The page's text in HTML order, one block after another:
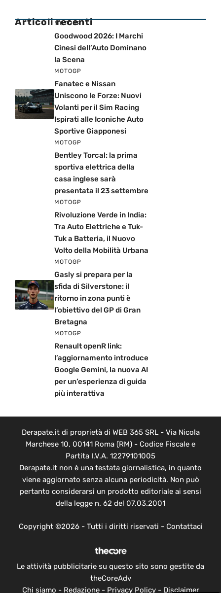
Articoli recenti
MOTOGP
Goodwood 2026: I Marchi
Cinesi dell’Auto Dominano
la Scena
MOTOGP
Fanatec e Nissan
Uniscono le Forze: Nuovi
Volanti per il Sim Racing
Ispirati alle Iconiche Auto
Sportive Giapponesi
MOTOGP
Bentley Torcal: la prima
sportiva elettrica della
casa inglese sarà
presentata il 23 settembre
MOTOGP
Rivoluzione Verde in India:
Tra Auto Elettriche e Tuk-
Tuk a Batteria, il Nuovo
Volto della Mobilità Urbana
MOTOGP
Gasly si prepara per la
sfida di Silverstone: il
ritorno in zona punti è
l’obiettivo del GP di Gran
Bretagna
MOTOGP
Renault openR link:
l’aggiornamento introduce
Google Gemini, la nuova AI
per un’esperienza di guida
più interattiva
Derapate.it di proprietà di WEB 365 SRL - Via Nicola
Marchese 10, 00141 Roma (RM) - Codice Fiscale e
Partita I.V.A. 12279101005
Derapate.it non è una testata giornalistica, in quanto
viene aggiornato senza alcuna periodicità. Non può
pertanto considerarsi un prodotto editoriale ai sensi
della legge n. 62 del 07.03.2001
Copyright ©2026 - Tutti i diritti riservati - Contattaci
Le attività pubblicitarie su questo sito sono gestite da
theCoreAdv
Chi siamo - Redazione- Privacy Policy- Disclaimer